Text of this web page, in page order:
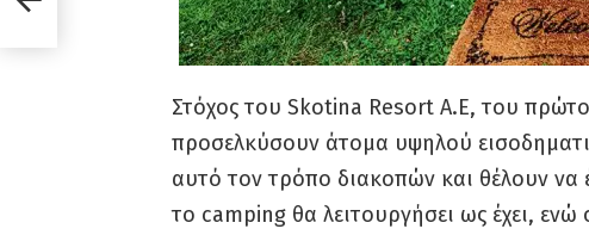
Στόχος του Skotina Resort A.E, του
προσελκύσουν άτομα υψηλού
αυτό τον τρόπο διακοπών και θέλουν
το camping θα λειτουργήσει ως έχει, ενώ